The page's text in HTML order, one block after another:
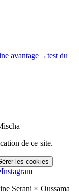
avantage→test du
de ce site.
les cookies
Instagram
Serani × Oussama